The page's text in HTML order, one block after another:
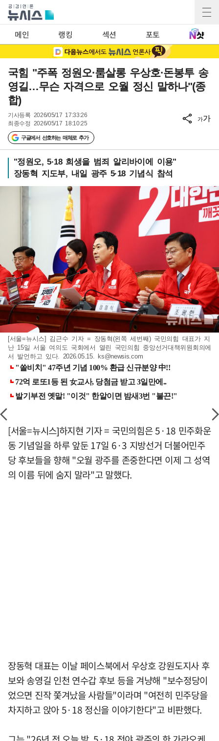
메인 랭킹 섹션 포토
국힘 "주폭 정원오·룸살롱 우상호·돈봉투 송
영길…무슨 자격으로 오월 정신 말하나"(종
합)
기사등록 2026/05/17 17:33:26
최종수정 2026/05/17 18:10:25
구글에서 선호하는 매체로 추가
가가
"정원오, 5·18 희생을 범죄 알리바이에 이용"
장동혁 지도부, 내일 광주 5·18 기념식 참석
[서울=뉴시스] 김근수 기자 = 장동혁(왼쪽 세번째) 국민의힘 대표가 지
난 15일 서울 여의도 국회에서 열린 국민의힘 중앙선거대책위원회의에
서 발언하고 있다. 2026.05.15. ks@newsis.com
[서울=뉴시스]하지현 기자 = 국민의힘은 5·18 민주화운
동 기념일을 하루 앞둔 17일 6·3 지방선거 더불어민주
당 후보들을 향해 "오월 광주를 존중한다면 이제 그 성역
의 이름 뒤에 숨지 말라"고 말했다.
장동혁 대표는 이날 페이스북에서 우상호 강원도지사 후
보와 송영길 인천 연수갑 후보 등을 겨냥해 "보수정당이
었으면 진작 쫓겨났을 사람들"이라며 "여전히 민주당을
차지하고 앉아 5·18 정신을 이야기한다"고 비판했다.